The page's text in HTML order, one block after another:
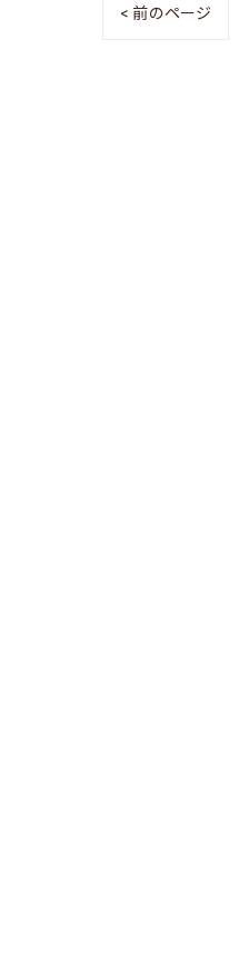
< 前のページ